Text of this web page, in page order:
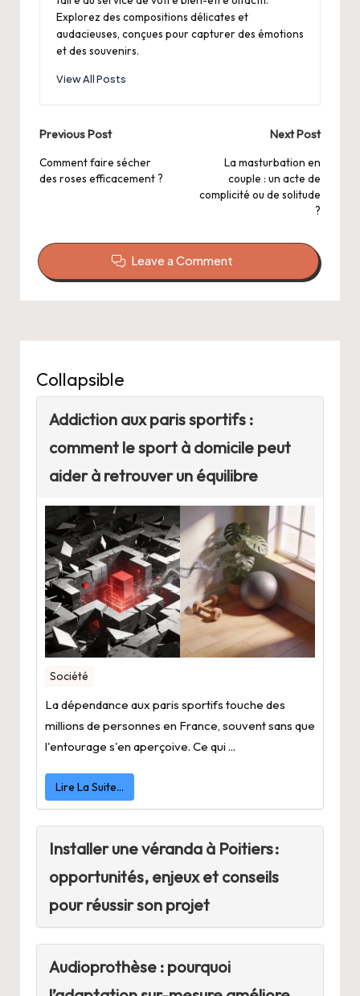
Explorez des compositions délicates et
audacieuses, conçues pour capturer des émotions
et des souvenirs.
View All Posts
Post
navigation
Previous Post
Comment faire sécher
des roses efficacement ?
Next Post
La masturbation en
couple : un acte de
complicité ou de solitude
?
Leave a Comment
Collapsible
Addiction aux paris sportifs :
comment le sport à domicile peut
aider à retrouver un équilibre
Société
La dépendance aux paris sportifs touche des
millions de personnes en France, souvent sans que
l'entourage s'en aperçoive. Ce qui ...
Lire La Suite…
Installer une véranda à Poitiers :
opportunités, enjeux et conseils
pour réussir son projet
Audioprothèse : pourquoi